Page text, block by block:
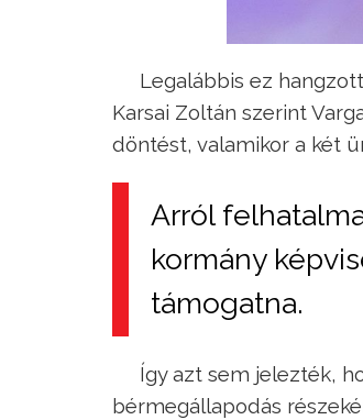
Legalábbis ez
Karsai Zoltán szerint
döntést, valamikor a két
Arról
kormány
támogatna.
Így azt sem jelezték,
bérmegállapodás